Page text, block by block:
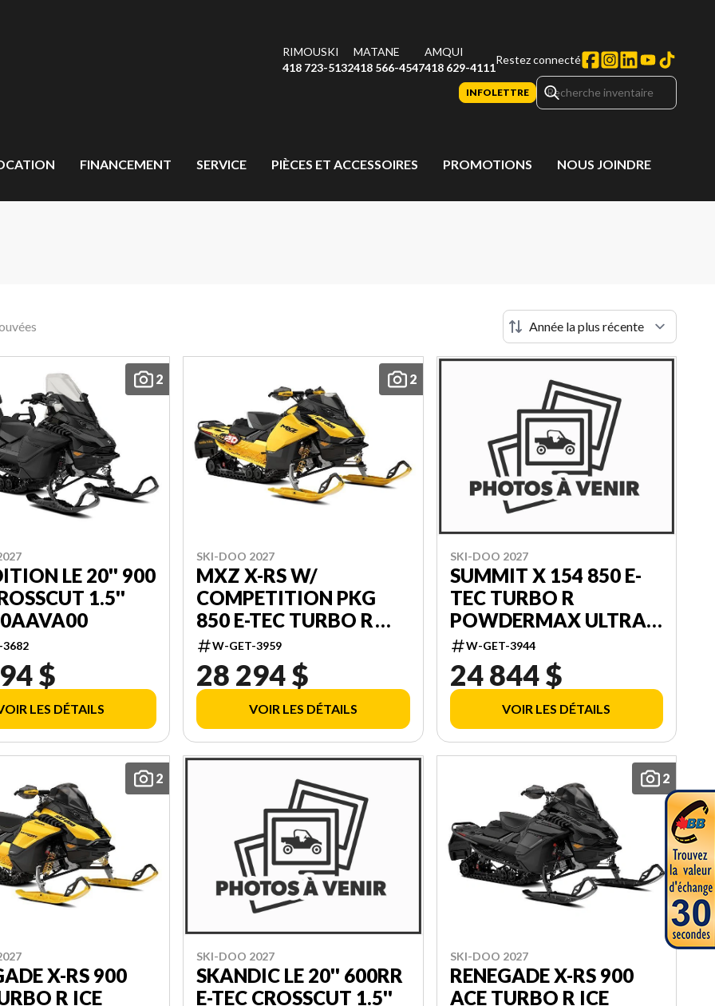
RIMOUSKI
418 723-5132
MATANE
418 566-4547
AMQUI
418 629-4111
Restez connecté
INFOLETTRE
FINANCEMENT SERVICE PIÈCES ET ACCESSOIRES PROMOTIONS NOUS JOINDRE
2
LE 20'' 900
1.5''
$
LES DÉTAILS
2
SKI-DOO 2027
MXZ X-RS W/
COMPETITION PKG
850 E-TEC TURBO R
RIPSAW II 2-PLY 1.25''
SHOT W/ 10.25''
TOUCHSCREEN
000UCVF00
W-GET-3959
28 294 $
VOIR LES DÉTAILS
SKI-DOO 2027
SUMMIT X 154 850 E-
TEC TURBO R
POWDERMAX ULTRA-
LIGHT FLEXEDGE 3.0''
SHOT 000TPVJ00
W-GET-3944
24 844 $
VOIR LES DÉTAILS
2
X-RS 900
R ICE
SKI-DOO 2027
SKANDIC LE 20'' 600RR
E-TEC CROSSCUT 1.5''
2
SKI-DOO 2027
RENEGADE X-RS 900
ACE TURBO R ICE